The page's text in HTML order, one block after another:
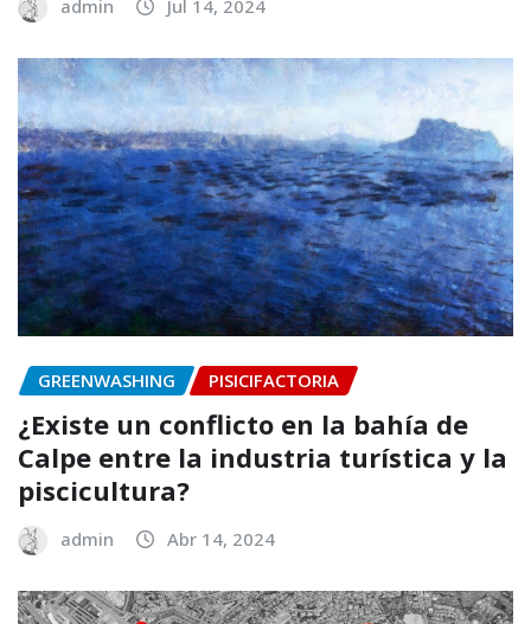
admin Jul 14, 2024
GREENWASHING PISICIFACTORIA
¿Existe un conflicto en la bahía de
Calpe entre la industria turística y la
piscicultura?
admin Abr 14, 2024